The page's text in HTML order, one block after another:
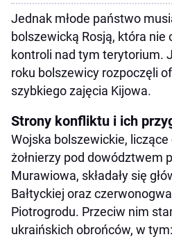
Jednak młode państwo
bolszewicką Rosją, która nie
kontroli nad tym terytorium.
roku bolszewicy rozpoczęli
szybkiego zajęcia Kijowa.
Strony konfliktu i ich
Wojska bolszewickie,
żołnierzy pod dowództwem
Murawiowa, składały się
Bałtyckiej oraz
Piotrogrodu. Przeciw nim
ukraińskich obrońców, w tym: